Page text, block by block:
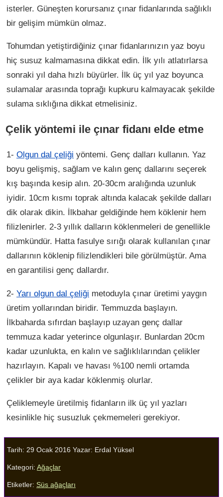
isterler. Güneşten korursanız çınar fidanlarında sağlıklı
bir gelişim mümkün olmaz.
Tohumdan yetiştirdiğiniz çınar fidanlarınızın yaz boyu
hiç susuz kalmamasına dikkat edin. İlk yılı atlatırlarsa
sonraki yıl daha hızlı büyürler. İlk üç yıl yaz boyunca
sulamalar arasında toprağı kupkuru kalmayacak şekilde
sulama sıklığına dikkat etmelisiniz.
Çelik yöntemi ile çınar fidanı elde etme
1- Olgun dal çeliği yöntemi. Genç dalları kullanın. Yaz
boyu gelişmiş, sağlam ve kalın genç dallarını seçerek
kış başında kesip alın. 20-30cm aralığında uzunluk
iyidir. 10cm kısmı toprak altında kalacak şekilde dalları
dik olarak dikin. İlkbahar geldiğinde hem köklenir hem
filizlenirler. 2-3 yıllık dalların köklenmeleri de genellikle
mümkündür. Hatta fasulye sırığı olarak kullanılan çınar
dallarının köklenip filizlendikleri bile görülmüştür. Ama
en garantilisi genç dallardır.
2- Yarı olgun dal çeliği metoduyla çınar üretimi yaygın
üretim yollarından biridir. Temmuzda başlayın.
İlkbaharda sıfırdan başlayıp uzayan genç dallar
temmuza kadar yeterince olgunlaşır. Bunlardan 20cm
kadar uzunlukta, en kalın ve sağlıklılarından çelikler
hazırlayın. Kapalı ve havası %100 nemli ortamda
çelikler bir aya kadar köklenmiş olurlar.
Çeliklemeyle üretilmiş fidanların ilk üç yıl yazları
kesinlikle hiç susuzluk çekmemeleri gerekiyor.
Tarih: 29 Ocak 2016 Yazar: Erdal Yüksel
Kategori: Ağaçlar
Etiketler: Süs ağaçları